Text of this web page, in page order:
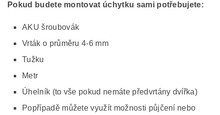
Pokud budete montovat úchytku sami potřebujete:
AKU šroubovák
Vrták o průměru 4-6 mm
Tužku
Metr
Úhelník (to vše pokud nemáte předvrtány dvířka)
Popřípadě můžete využít možnosti půjčení nebo